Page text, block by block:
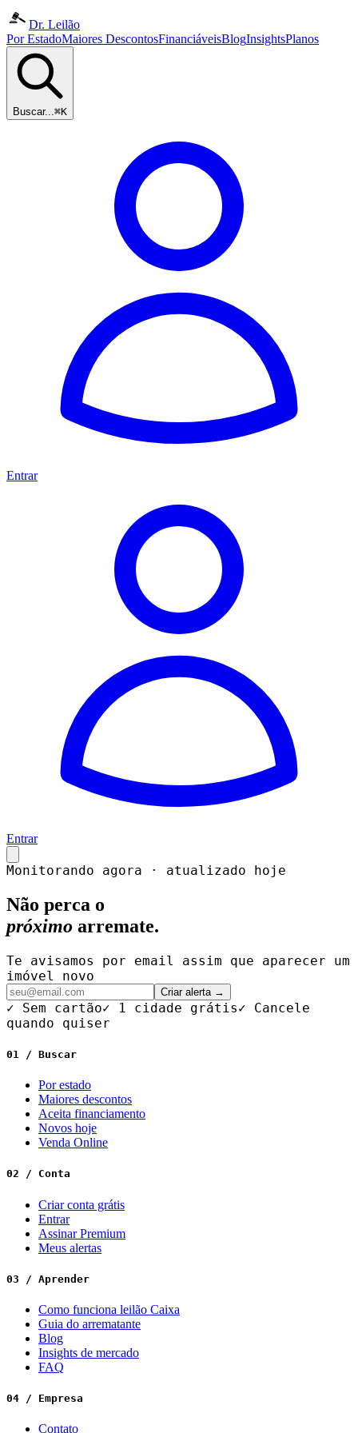
Dr. Leilão
Por EstadoMaiores DescontosFinanciáveisBlogInsightsPlanos
Buscar...⌘K
Entrar
Entrar
Monitorando agora · atualizado hoje
Não perca o
próximo arremate.
Te avisamos por email assim que aparecer um
imóvel novo
Criar alerta →
✓ Sem cartão✓ 1 cidade grátis✓ Cancele
quando quiser
01 / Buscar
Por estado
Maiores descontos
Aceita financiamento
Novos hoje
Venda Online
02 / Conta
Criar conta grátis
Entrar
Assinar Premium
Meus alertas
03 / Aprender
Como funciona leilão Caixa
Guia do arrematante
Blog
Insights de mercado
FAQ
04 / Empresa
Contato